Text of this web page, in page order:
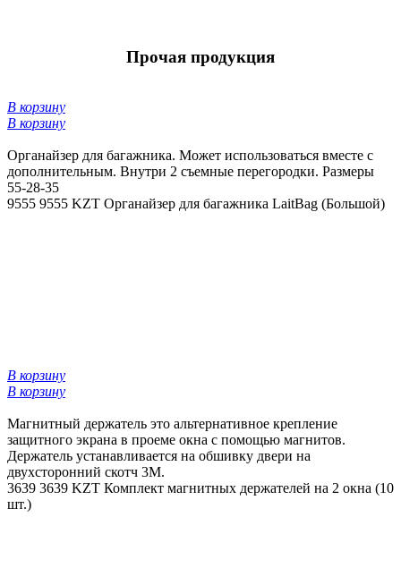
Прочая продукция
В корзину
В корзину
Органайзер для багажника. Может использоваться вместе с
дополнительным. Внутри 2 съемные перегородки. Размеры
55-28-35
9555 9555 KZT Органайзер для багажника LaitBag (Большой)
В корзину
В корзину
Магнитный держатель это альтернативное крепление
защитного экрана в проеме окна с помощью магнитов.
Держатель устанавливается на обшивку двери на
двухсторонний скотч 3М.
3639 3639 KZT Комплект магнитных держателей на 2 окна (10
шт.)